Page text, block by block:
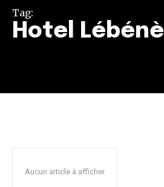
Tag:
Hotel Lébénè
Aucun article à afficher